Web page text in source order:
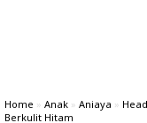
Home » Anak » Aniaya »
Berkulit Hitam